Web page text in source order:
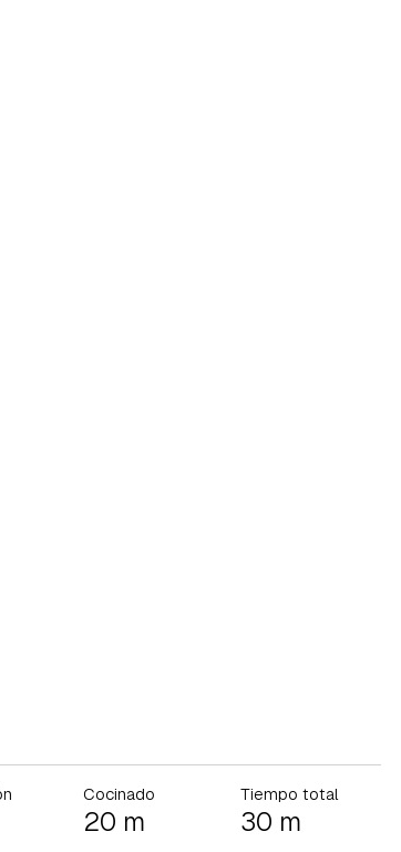
Cocinado
20 m
Tiempo total
30 m